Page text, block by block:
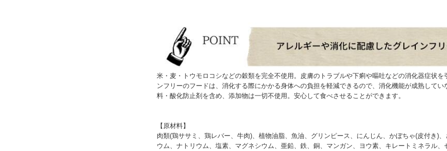
米・麦・トウモロコシなどの穀類を完全不使用。皮膚のトラブルや下痢や嘔吐などの消化器症状
ンフリーのフードは、消化する際にかかる身体への負担を軽減できるので、消化機能が成熟して
料・酸化防止剤を含め、添加物は一切不使用。安心して食べさせることができます。
【原材料】
肉類(鶏ササミ、鶏レバー、牛肉)、植物油脂、魚油、グリンピース、にんじん、かぼちゃ(皮付き)
ウム、ナトリウム、塩素、マグネシウム、亜鉛、鉄、銅、マンガン、ヨウ素、キレートミネラル